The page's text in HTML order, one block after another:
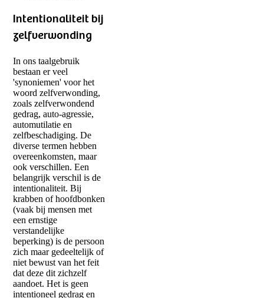
Intentionaliteit bij
zelfverwonding
In ons taalgebruik
bestaan er veel
'synoniemen' voor het
woord zelfverwonding,
zoals zelfverwondend
gedrag, auto-agressie,
automutilatie en
zelfbeschadiging. De
diverse termen hebben
overeenkomsten, maar
ook verschillen. Een
belangrijk verschil is de
intentionaliteit. Bij
krabben of hoofdbonken
(vaak bij mensen met
een ernstige
verstandelijke
beperking) is de persoon
zich maar gedeeltelijk of
niet bewust van het feit
dat deze dit zichzelf
aandoet. Het is geen
intentioneel gedrag en